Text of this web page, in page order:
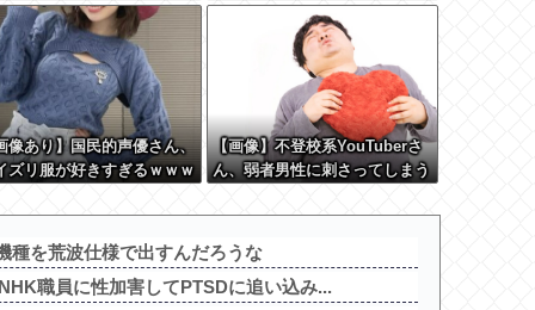
しくて草
で逮捕ｗｗｗｗｗｗ
像あり】国民的声優さん、
ズリ服が好きすぎるｗｗｗ
【画像】不登校系YouTuberさ
ん、弱者男性に刺さってしまう
種を荒波仕様で出すんだろうな
職員に性加害してPTSDに追い込み...